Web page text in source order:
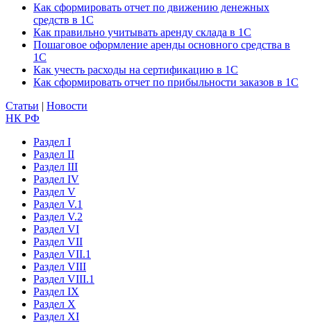
Как сформировать отчет по движению денежных
средств в 1С
Как правильно учитывать аренду склада в 1С
Пошаговое оформление аренды основного средства в
1С
Как учесть расходы на сертификацию в 1С
Как сформировать отчет по прибыльности заказов в 1С
Статьи | Новости
НК РФ
Раздел I
Раздел II
Раздел III
Раздел IV
Раздел V
Раздел V.1
Раздел V.2
Раздел VI
Раздел VII
Раздел VII.1
Раздел VIII
Раздел VIII.1
Раздел IX
Раздел X
Раздел XI